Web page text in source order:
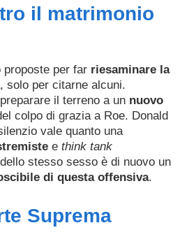
il matrimonio
proposte per far riesaminare la
solo per citarne alcuni.
il terreno a un nuovo
colpo di grazia a Roe. Donald
vale quanto una
e think tank
stesso sesso è di nuovo un
di questa offensiva.
Suprema